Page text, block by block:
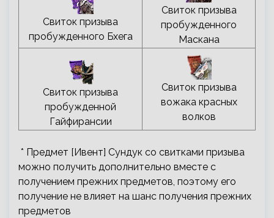
Свиток призыва
пробужденного Бхега
Свиток призыва
пробужденного
Маскана
Свиток призыва
пробужденной
Гайфирансии
Свиток призыва
вожака красных
волков
* Предмет [Ивент] Сундук со свитками призыва
можно получить дополнительно вместе с
получением прежних предметов, поэтому его
получение не влияет на шанс получения прежних
предметов